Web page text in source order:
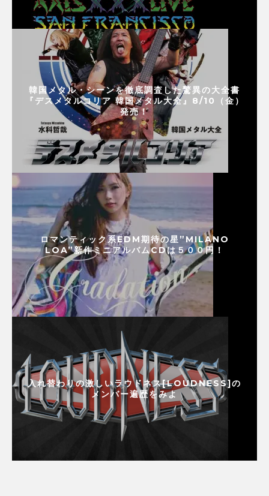
韓国メタル・シーンを徹底調査した驚異の大全書
『デスメタルコリア 韓国メタル大全』8/10（金）
発売！
ロマンティック系EDM期待の星”MILANO
LOA”新作ミニアルバムCDは５００円！
入れ替わりの激しいラウドネス[LOUDNESS]の
メンバー遍歴をみよ